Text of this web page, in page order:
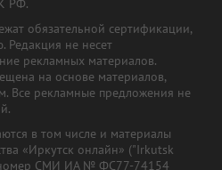
обязательной сертификации,
Редакция не несет
рекламных материалов.
на основе материалов,
Все рекламные предложения не
в том числе и материалы
«Иркутск онлайн» ("Irkutsk
номер СМИ ИА № ФС77-74154